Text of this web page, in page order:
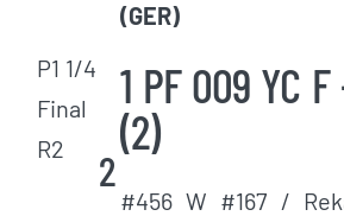
(GER)
P1 1/4
Final
R2
2
1 PF 009 YC
(2)
#456 W #167 /